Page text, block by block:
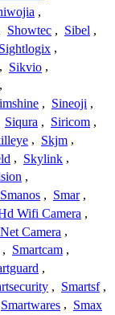
,
Showtec , Sibel ,
Sightlogix ,
, Sikvio ,
,
, Sineoji ,
Siqura , Siricom ,
, Skjm ,
, Skylink ,
,
Smanos , Smar ,
Wifi Camera ,
Camera ,
, Smartcam ,
,
, Smartsf ,
Smartwares , Smax